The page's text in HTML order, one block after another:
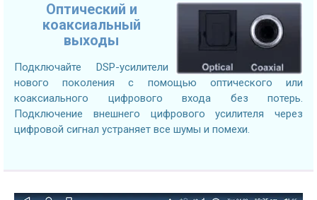
Оптический и
коаксиальный
выходы
Подключайте DSP-усилители
нового поколения с помощью оптического или
коаксиального цифрового входа без потерь.
Подключение внешнего цифрового усилителя через
цифровой сигнал устраняет все шумы и помехи.